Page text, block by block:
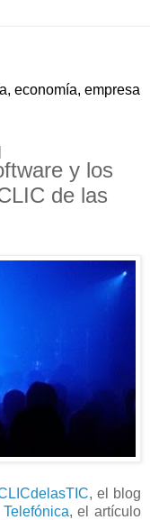
economía, empresa
y los
de las
, el blog
, el artículo